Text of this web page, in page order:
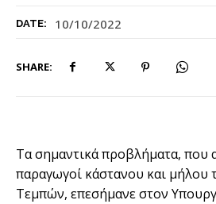
DATE: 10/10/2022
SHARE:
Τα σημαντικά προβλήματα, που
παραγωγοί κάστανου και μήλου
Τεμπών, επεσήμανε στον